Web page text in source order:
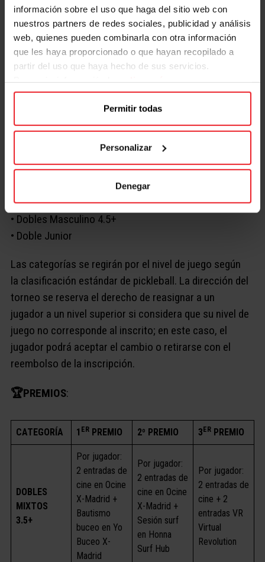
información sobre el uso que haga del sitio web con
nuestros partners de redes sociales, publicidad y análisis
web, quienes pueden combinarla con otra información
que les haya proporcionado o que hayan recopilado a
partir del uso que haya hecho de sus servicios.
Permitir todas
Personalizar
Denegar
Si quieres participar ¡Apúntate al torneo!👇
🎫INSCRIPCIONES: INSCRIBETE AQUÍ
hasta completar las plazas disponibles por categoría.
• Dobles Mixtos 3.5+
• Dobles Mixtos 4.5+
• Dobles Femenino 3.5+
• Dobles Masculino 3.5+
• Dobles Masculino 4.5+
• Doble Junior
Las categorías se regirán por el nivel de juego según
la clasificación estándar de pickleball. La dirección del
torneo se reserva el derecho de reasignar a un
jugador a un nivel superior si considera que su nivel de
juego no corresponde al inscrito; en este caso, el
jugador podrá aceptar el cambio o retirarse con el
reembolso de la inscripción.
🏆PREMIOS:
CATEGORÍA 1 ERPREMIO 2º PREMIO 3ERPREMIO
DOBLES
MIXTOS
3.5+
Por jugador:
2 entradas de
cine en Ocine
X-Madrid +
Bautismo
buceo en Yo
Buceo X-
Madrid
Por jugador:
2 entradas de
cine en Ocine
X-Madrid +
Sesión surf
en Honna
Surf Hub
Por jugador:
2 entradas de
cine + 2
entradas VR
Virtual
Revolution